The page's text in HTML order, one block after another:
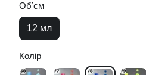
Обʼєм
12 мл
Колір